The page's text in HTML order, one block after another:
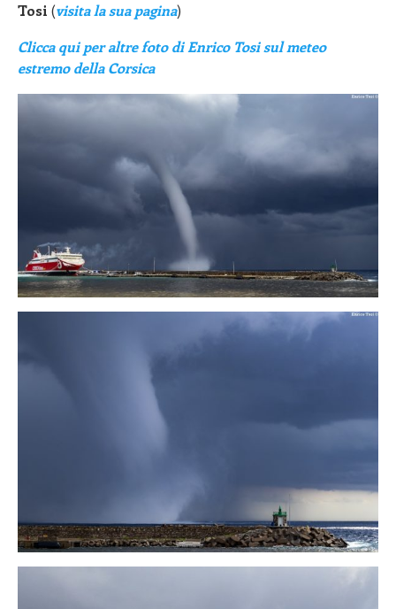
Tosi (visita la sua pagina)
Clicca qui per altre foto di Enrico Tosi sul meteo
estremo della Corsica